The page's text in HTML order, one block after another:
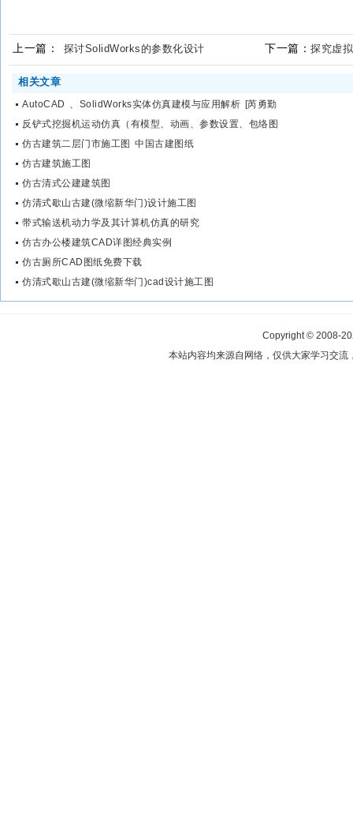
上一篇： 探讨SolidWorks的参数化设计 下一篇： 探究虚
相关文章
AutoCAD 、SolidWorks实体仿真建模与应用解析 [芮勇勤
反铲式挖掘机运动仿真（有模型、动画、参数设置、包络图
仿古建筑二层门市施工图 中国古建图纸
仿古建筑施工图
仿古清式公建建筑图
仿清式歇山古建(微缩新华门)设计施工图
带式输送机动力学及其计算机仿真的研究
仿古办公楼建筑CAD详图经典实例
仿古厕所CAD图纸免费下载
仿清式歇山古建(微缩新华门)cad设计施工图
Copyright © 2008-
本站内容均来源自网络，仅供大家学习交